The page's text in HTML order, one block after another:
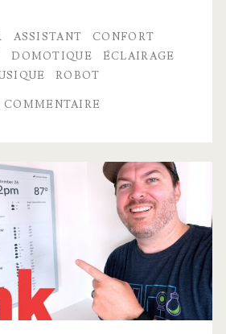
ASSISTANT
CONFORT
DOMOTIQUE
ÉCLAIRAGE
ROBOT
COMMENTAIRE